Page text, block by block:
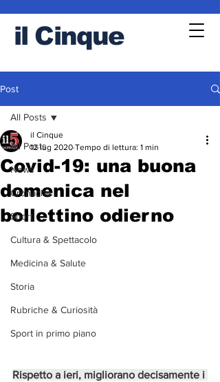
il Cinque
Post
All Posts
News
Cronache
Sport
Cultura & Spettacolo
Medicina & Salute
Storia
Rubriche & Curiosità
Sport in primo piano
All Posts
Covid-19: una buona
domenica nel
bollettino odierno
il Cinque
12 lug 2020 Tempo di lettura: 1 min
Rispetto a ieri, migliorano decisamente i